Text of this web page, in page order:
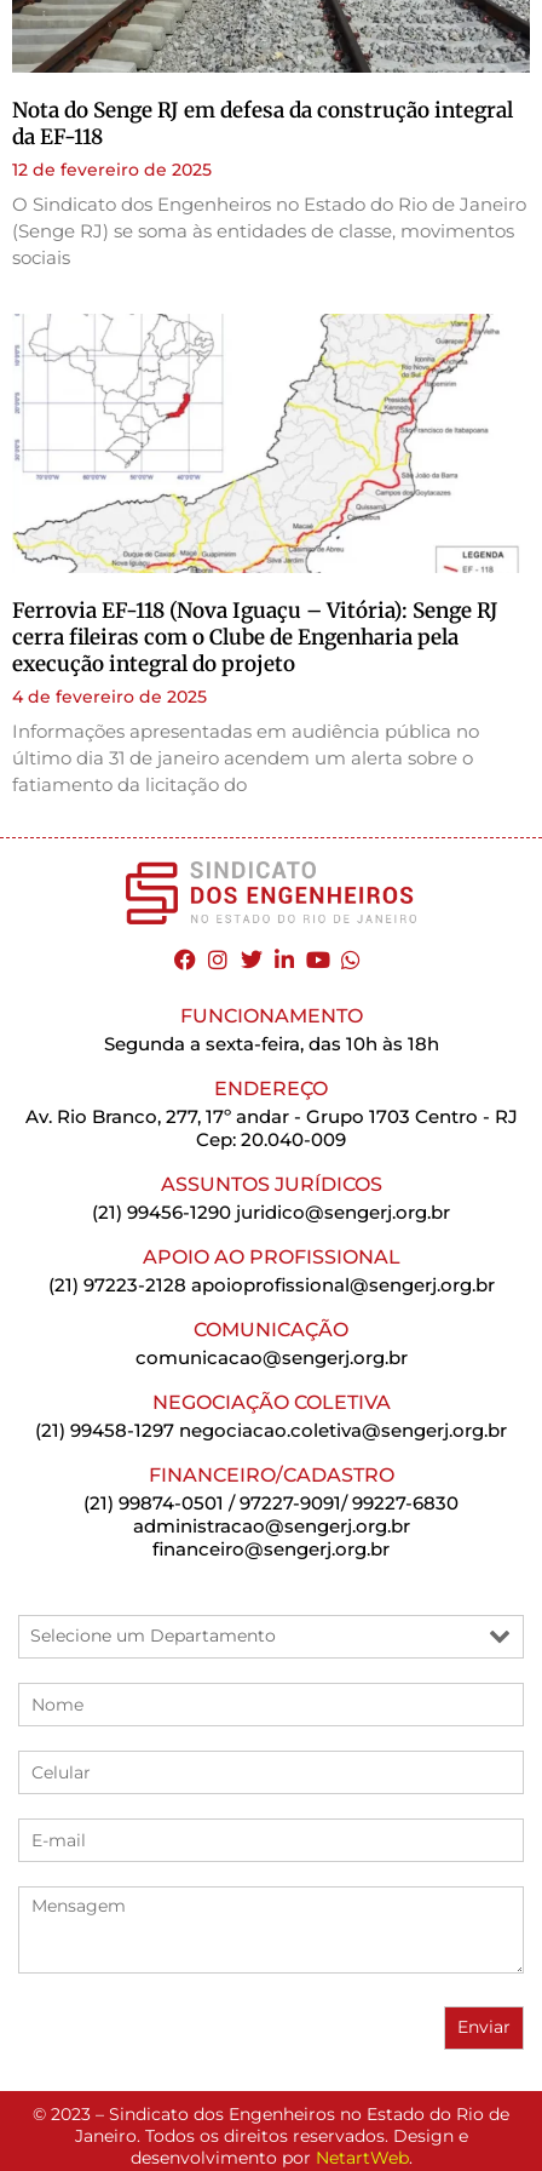
Nota do Senge RJ em defesa da construção integral
da EF-118
12 de fevereiro de 2025
O Sindicato dos Engenheiros no Estado do Rio de Janeiro
(Senge RJ) se soma às entidades de classe, movimentos
sociais
Ferrovia EF-118 (Nova Iguaçu – Vitória): Senge RJ
cerra fileiras com o Clube de Engenharia pela
execução integral do projeto
4 de fevereiro de 2025
Informações apresentadas em audiência pública no
último dia 31 de janeiro acendem um alerta sobre o
fatiamento da licitação do
FUNCIONAMENTO
Segunda a sexta-feira, das 10h às 18h
ENDEREÇO
Av. Rio Branco, 277, 17º andar - Grupo 1703 Centro - RJ
Cep: 20.040-009
ASSUNTOS JURÍDICOS
(21) 99456-1290 juridico@sengerj.org.br
APOIO AO PROFISSIONAL
(21) 97223-2128 apoioprofissional@sengerj.org.br
COMUNICAÇÃO
comunicacao@sengerj.org.br
NEGOCIAÇÃO COLETIVA
(21) 99458-1297 negociacao.coletiva@sengerj.org.br
FINANCEIRO/CADASTRO
(21) 99874-0501 / 97227-9091/ 99227-6830
administracao@sengerj.org.br
financeiro@sengerj.org.br
© 2023 – Sindicato dos Engenheiros no Estado do Rio de
Janeiro. Todos os direitos reservados. Design e
desenvolvimento por NetartWeb.